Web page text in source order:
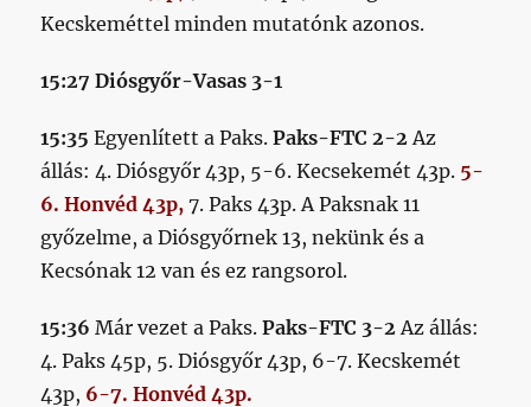
Kecskeméttel minden mutatónk azonos.
15:27 Diósgyőr-Vasas 3-1
15:35Egyenlített a Paks.Paks-FTC 2-2Az
állás: 4. Diósgyőr 43p, 5-6. Kecsekemét 43p. 5-
6. Honvéd 43p, 7. Paks 43p. A Paksnak 11
győzelme, a Diósgyőrnek 13, nekünk és a
Kecsónak 12 van és ez rangsorol.
15:36 Már vezet a Paks.Paks-FTC 3-2Az állás:
4. Paks 45p, 5. Diósgyőr 43p, 6-7. Kecskemét
43p, 6-7. Honvéd 43p.